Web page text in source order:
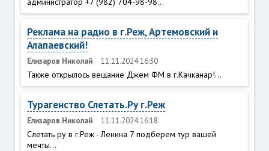
Реклама на радио в г.Реж, Артемовский и
Алапаевский!
Елизаров Николай 11.11.2024 16:30
Также открылось вещание Джем ФМ в г.Качканар!...
Турагенство Слетать.Ру г.Реж
Елизаров Николай 11.11.2024 16:18
Слетать ру в г.Реж - Ленина 7 подберем тур вашей
мечты...